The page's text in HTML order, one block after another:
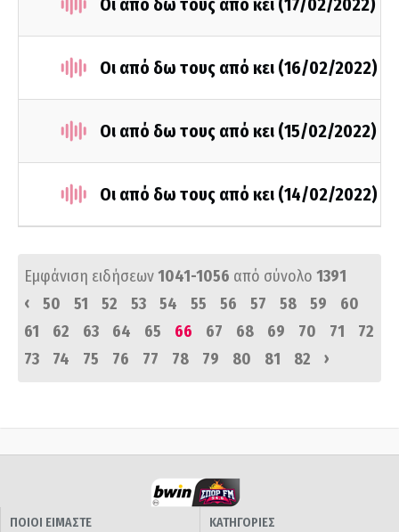
Οι από δω τους από κει (17/02/2022)
Οι από δω τους από κει (16/02/2022)
Οι από δω τους από κει (15/02/2022)
Οι από δω τους από κει (14/02/2022)
Εμφάνιση ειδήσεων1041-1056 από σύνολο 1391
‹
50 51 52 53 54 55 56 57 58 59
60
61
62 63 64 65 66 67 68 69 70 71
72
73
74 75 76 77 78 79 80 81 82 ›
ΠΟΙΟΙ ΕΙΜΑΣΤΕ
ΚΑΤΗΓΟΡΙΕΣ